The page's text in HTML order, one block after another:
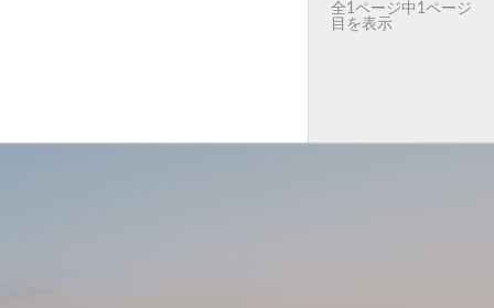
全1ページ中1ページ
目を表示